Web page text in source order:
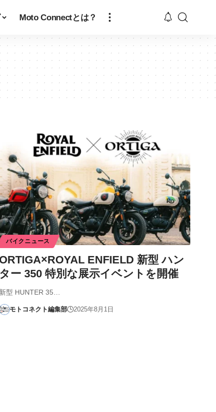
Moto Connectとは？
バイクニュース
ORTIGA×ROYAL ENFIELD 新型 ハン
ター 350 特別な展示イベントを開催
新型 HUNTER 35…
モトコネクト編集部 2025年8月1日